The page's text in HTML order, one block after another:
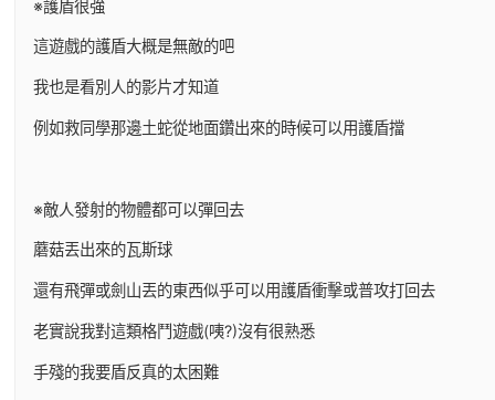
※護盾很強
這遊戲的護盾大概是無敵的吧
我也是看別人的影片才知道
例如救同學那邊土蛇從地面鑽出來的時候可以用護盾擋
※敵人發射的物體都可以彈回去
蘑菇丟出來的瓦斯球
還有飛彈或劍山丟的東西似乎可以用護盾衝擊或普攻打回去
老實說我對這類格鬥遊戲(咦?)沒有很熟悉
手殘的我要盾反真的太困難